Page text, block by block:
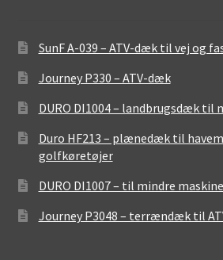
SunF A-039 – ATV-dæk til vej og
Journey P330 – ATV-dæk
DURO DI1004 – landbrugsdæk til
Duro HF213 – plænedæk til
golfkøretøjer
DURO DI1007 – til mindre
Journey P3048 – terrændæk til